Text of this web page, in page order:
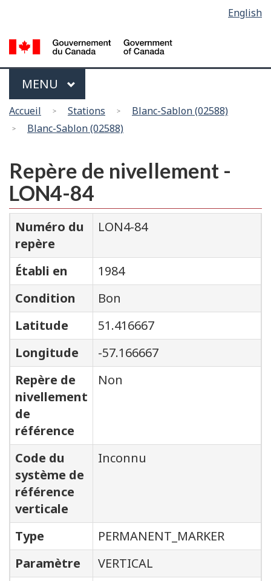
main
content
la
version
HTML
la
langue
English
Menu
MAIN
MENU
Vous
êtes
Accueil Stations
Blanc-Sablon (02588)
Blanc-Sablon (02588)
Repère de nivellement -
LON4-84
Numéro du
repère
LON4-84
Établi en
1984
Condition
Bon
Latitude
51.416667
Longitude
-57.166667
Repère de
nivellement
de
référence
Non
Code du
système de
référence
verticale
Inconnu
Type
PERMANENT_MARKER
Paramètre
VERTICAL